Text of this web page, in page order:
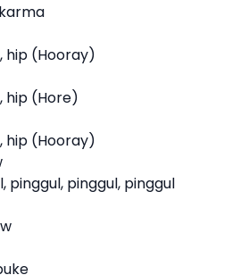
hip (Hooray)
hip (Hore)
hip (Hooray)
pinggul, pinggul, pinggul